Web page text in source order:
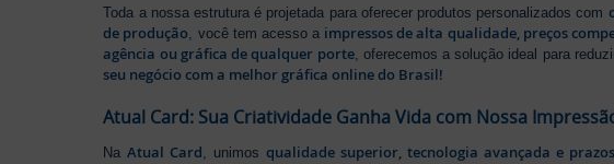
Toda a nossa estrutura é projetada para oferecer produtos personalizados com
de produção , você tem acesso a impressos de alta qualidade, preços
agência ou gráfica de qualquer porte, oferecemos a solução ideal para
seu negócio com a melhor gráfica online do Brasil!
Atual Card: Sua Criatividade Ganha Vida com Nossa
NaAtual Card, unimosqualidade superior, tecnologia avançada e